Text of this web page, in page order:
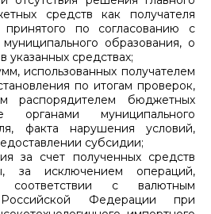
средств как получателя
по согласованию с
образования, о
указанных средствах;
использованных получателем
по итогам проверок,
распорядителем бюджетных
муниципального
факта нарушения условий,
субсидии;
за счет полученных средств
за исключением операций,
соответствии с валютным
Российской Федерации при